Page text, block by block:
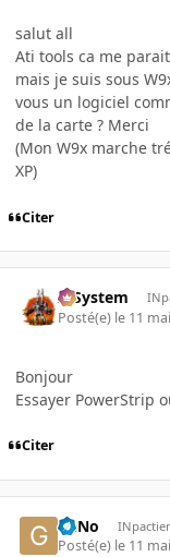
salut all
Ati tools ca me
mais je suis sous
vous un logiciel
de la carte ? Merci
(Mon W9x marche
XP)
Citer
X-System
Posté(e) le 11
Bonjour
Essayer PowerStrip
Citer
GeNo
Posté(e) le 11